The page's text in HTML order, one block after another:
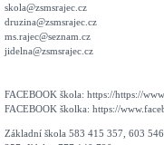
skola@zsmsrajec.cz
druzina@zsmsrajec.cz
ms.rajec@seznam.cz
jidelna@zsmsrajec.cz
FACEBOOK škola: https://https://
FACEBOOK školka: https://
Základní škola 583 415 357, 603